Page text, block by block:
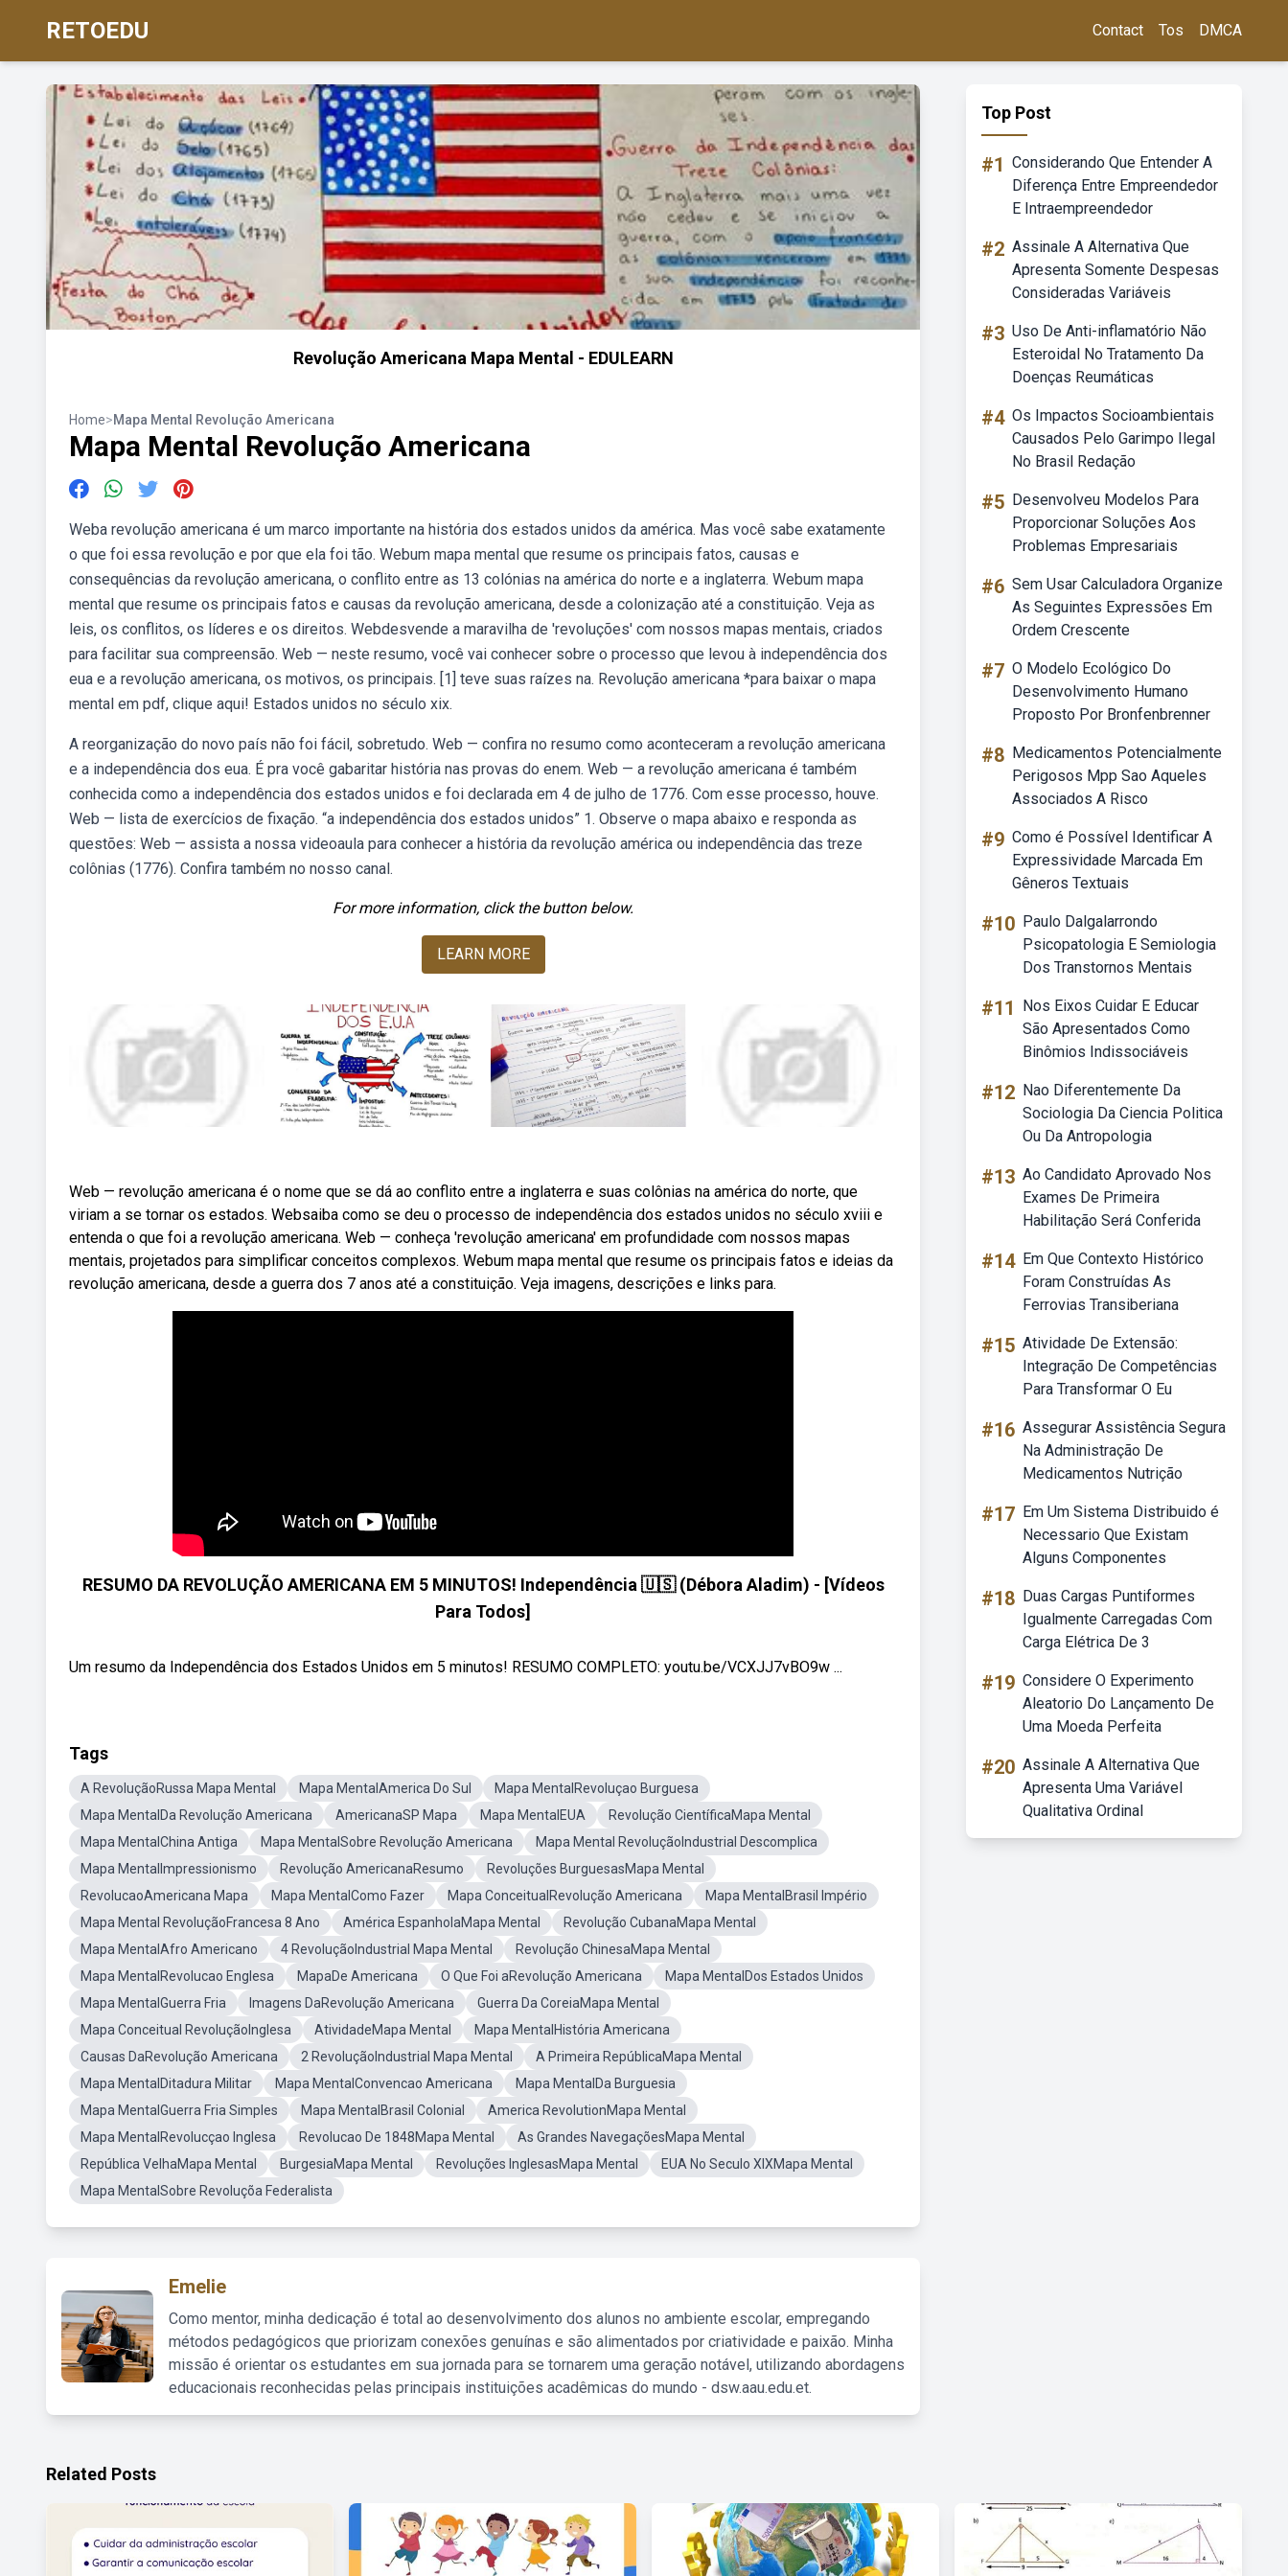
RETOEDU Contact Tos DMCA
Revolução Americana Mapa Mental - EDULEARN
Home>Mapa Mental Revolução Americana
Mapa Mental Revolução Americana
Weba revolução americana é um marco importante na história dos estados unidos da américa. Mas você sabe exatamente
o que foi essa revolução e por que ela foi tão. Webum mapa mental que resume os principais fatos, causas e
consequências da revolução americana, o conflito entre as 13 colónias na américa do norte e a inglaterra. Webum mapa
mental que resume os principais fatos e causas da revolução americana, desde a colonização até a constituição. Veja as
leis, os conflitos, os líderes e os direitos. Webdesvende a maravilha de 'revoluções' com nossos mapas mentais, criados
para facilitar sua compreensão. Web — neste resumo, você vai conhecer sobre o processo que levou à independência dos
eua e a revolução americana, os motivos, os principais. [1] teve suas raízes na. Revolução americana *para baixar o mapa
mental em pdf, clique aqui! Estados unidos no século xix.
A reorganização do novo país não foi fácil, sobretudo. Web — confira no resumo como aconteceram a revolução americana
e a independência dos eua. É pra você gabaritar história nas provas do enem. Web — a revolução americana é também
conhecida como a independência dos estados unidos e foi declarada em 4 de julho de 1776. Com esse processo, houve.
Web — lista de exercícios de fixação. “a independência dos estados unidos” 1. Observe o mapa abaixo e responda as
questões: Web — assista a nossa videoaula para conhecer a história da revolução américa ou independência das treze
colônias (1776). Confira também no nosso canal.
For more information, click the button below.
LEARN MORE
Web — revolução americana é o nome que se dá ao conflito entre a inglaterra e suas colônias na américa do norte, que
viriam a se tornar os estados. Websaiba como se deu o processo de independência dos estados unidos no século xviii e
entenda o que foi a revolução americana. Web — conheça 'revolução americana' em profundidade com nossos mapas
mentais, projetados para simplificar conceitos complexos. Webum mapa mental que resume os principais fatos e ideias da
revolução americana, desde a guerra dos 7 anos até a constituição. Veja imagens, descrições e links para.
RESUMO DA REVOLUÇÃO AMERICANA EM 5 MINUTOS! Independência 🇺🇸 (Débora Aladim) - [Vídeos
Para Todos]
Um resumo da Independência dos Estados Unidos em 5 minutos! RESUMO COMPLETO: youtu.be/VCXJJ7vBO9w ...
Tags
A RevoluçãoRussa Mapa Mental Mapa MentalAmerica Do Sul
Mapa MentalRevoluçao Burguesa
Mapa MentalDa Revolução Americana
AmericanaSP Mapa Mapa MentalEUA
Revolução CientíficaMapa Mental
Mapa MentalChina Antiga
Mapa MentalSobre Revolução Americana
Mapa Mental RevoluçãoIndustrial Descomplica
Mapa MentalImpressionismo
Revolução AmericanaResumo
Revoluções BurguesasMapa Mental
RevolucaoAmericana Mapa
Mapa MentalComo Fazer Mapa ConceitualRevolução Americana
Mapa MentalBrasil Império
Mapa Mental RevoluçãoFrancesa 8 Ano
América EspanholaMapa Mental
Revolução CubanaMapa Mental
Mapa MentalAfro Americano
4 RevoluçãoIndustrial Mapa Mental
Revolução ChinesaMapa Mental
Mapa MentalRevolucao Englesa
MapaDe Americana O Que Foi aRevolução Americana
Mapa MentalDos Estados Unidos
Mapa MentalGuerra Fria
Imagens DaRevolução Americana
Guerra Da CoreiaMapa Mental
Mapa Conceitual RevoluçãoInglesa
AtividadeMapa Mental
Mapa MentalHistória Americana
Causas DaRevolução Americana
2 RevoluçãoIndustrial Mapa Mental
A Primeira RepúblicaMapa Mental
Mapa MentalDitadura Militar
Mapa MentalConvencao Americana
Mapa MentalDa Burguesia
Mapa MentalGuerra Fria Simples
Mapa MentalBrasil Colonial
America RevolutionMapa Mental
Mapa MentalRevolucçao Inglesa
Revolucao De 1848Mapa Mental
As Grandes NavegaçõesMapa Mental
República VelhaMapa Mental
BurgesiaMapa Mental Revoluções InglesasMapa Mental
EUA No Seculo XIXMapa Mental
Mapa MentalSobre Revoluçõa Federalista
Emelie
Como mentor, minha dedicação é total ao desenvolvimento dos alunos no ambiente escolar, empregando
métodos pedagógicos que priorizam conexões genuínas e são alimentados por criatividade e paixão. Minha
missão é orientar os estudantes em sua jornada para se tornarem uma geração notável, utilizando abordagens
educacionais reconhecidas pelas principais instituições acadêmicas do mundo - dsw.aau.edu.et.
Top Post
#1 Considerando Que Entender A
Diferença Entre Empreendedor
E Intraempreendedor
#2 Assinale A Alternativa Que
Apresenta Somente Despesas
Consideradas Variáveis
#3 Uso De Anti-inflamatório Não
Esteroidal No Tratamento Da
Doenças Reumáticas
#4 Os Impactos Socioambientais
Causados Pelo Garimpo Ilegal
No Brasil Redação
#5 Desenvolveu Modelos Para
Proporcionar Soluções Aos
Problemas Empresariais
#6 Sem Usar Calculadora Organize
As Seguintes Expressões Em
Ordem Crescente
#7 O Modelo Ecológico Do
Desenvolvimento Humano
Proposto Por Bronfenbrenner
#8 Medicamentos Potencialmente
Perigosos Mpp Sao Aqueles
Associados A Risco
#9 Como é Possível Identificar A
Expressividade Marcada Em
Gêneros Textuais
#10 Paulo Dalgalarrondo
Psicopatologia E Semiologia
Dos Transtornos Mentais
#11
Nos Eixos Cuidar E Educar
São Apresentados Como
Binômios Indissociáveis
#12 Nao Diferentemente Da
Sociologia Da Ciencia Politica
Ou Da Antropologia
#13 Ao Candidato Aprovado Nos
Exames De Primeira
Habilitação Será Conferida
#14 Em Que Contexto Histórico
Foram Construídas As
Ferrovias Transiberiana
#15 Atividade De Extensão:
Integração De Competências
Para Transformar O Eu
#16 Assegurar Assistência Segura
Na Administração De
Medicamentos Nutrição
#17 Em Um Sistema Distribuido é
Necessario Que Existam
Alguns Componentes
#18 Duas Cargas Puntiformes
Igualmente Carregadas Com
Carga Elétrica De 3
#19 Considere O Experimento
Aleatorio Do Lançamento De
Uma Moeda Perfeita
#20 Assinale A Alternativa Que
Apresenta Uma Variável
Qualitativa Ordinal
Related Posts